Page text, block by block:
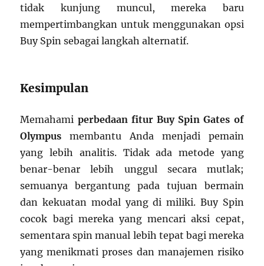
tidak kunjung muncul, mereka baru
mempertimbangkan untuk menggunakan opsi
Buy Spin sebagai langkah alternatif.
Kesimpulan
Memahami perbedaan fitur Buy Spin Gates of
Olympus membantu Anda menjadi pemain
yang lebih analitis. Tidak ada metode yang
benar-benar lebih unggul secara mutlak;
semuanya bergantung pada tujuan bermain
dan kekuatan modal yang di miliki. Buy Spin
cocok bagi mereka yang mencari aksi cepat,
sementara spin manual lebih tepat bagi mereka
yang menikmati proses dan manajemen risiko